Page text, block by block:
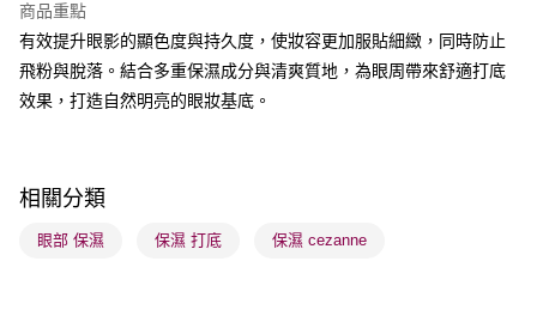
BoC Pay
送貨方式
順豐自助櫃 - 確認發貨後1-3個工作天送達
順豐站及營業點 - 確認發貨後1-3個工作天送達
商品重點
有效提升眼影的顯色度與持久度，使妝容更加服貼細緻，同時防止
飛粉與脫落。結合多重保濕成分與清爽質地，為眼周帶來舒適打底
效果，打造自然明亮的眼妝基底。
相關分類
眼部 保濕 保濕 打底 保濕 cezanne